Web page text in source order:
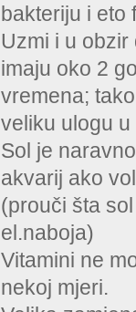
bakteriju i eto
Uzmi i u obzir
imaju oko 2
vremena;
veliku ulogu
Sol je
akvarij ako
(prouči šta
el.naboja)
Vitamini ne
nekoj mjeri.